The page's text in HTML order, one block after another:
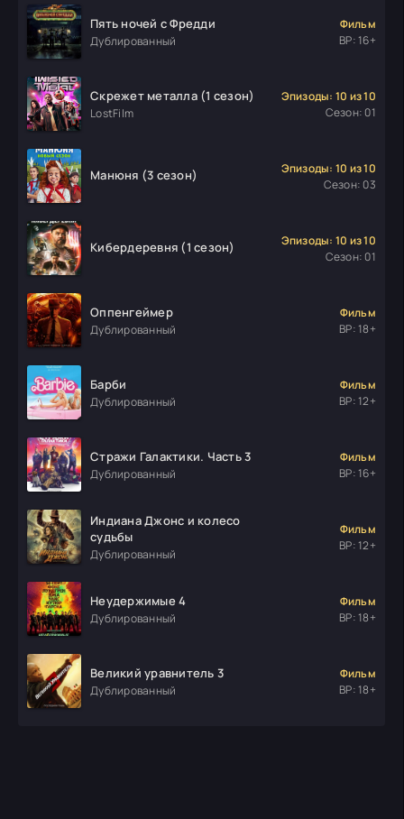
Пять ночей с Фредди
Дублированный
Фильм
ВР: 16+
Скрежет металла (1 сезон)
LostFilm
Эпизоды: 10 из 10
Сезон: 01
Манюня (3 сезон)
Эпизоды: 10 из 10
Сезон: 03
Кибердеревня (1 сезон)
Эпизоды: 10 из 10
Сезон: 01
Оппенгеймер
Дублированный
Фильм
ВР: 18+
Барби
Дублированный
Фильм
ВР: 12+
Стражи Галактики. Часть 3
Дублированный
Фильм
ВР: 16+
Индиана Джонс и колесо
судьбы
Дублированный
Фильм
ВР: 12+
Неудержимые 4
Дублированный
Фильм
ВР: 18+
Великий уравнитель 3
Дублированный
Фильм
ВР: 18+